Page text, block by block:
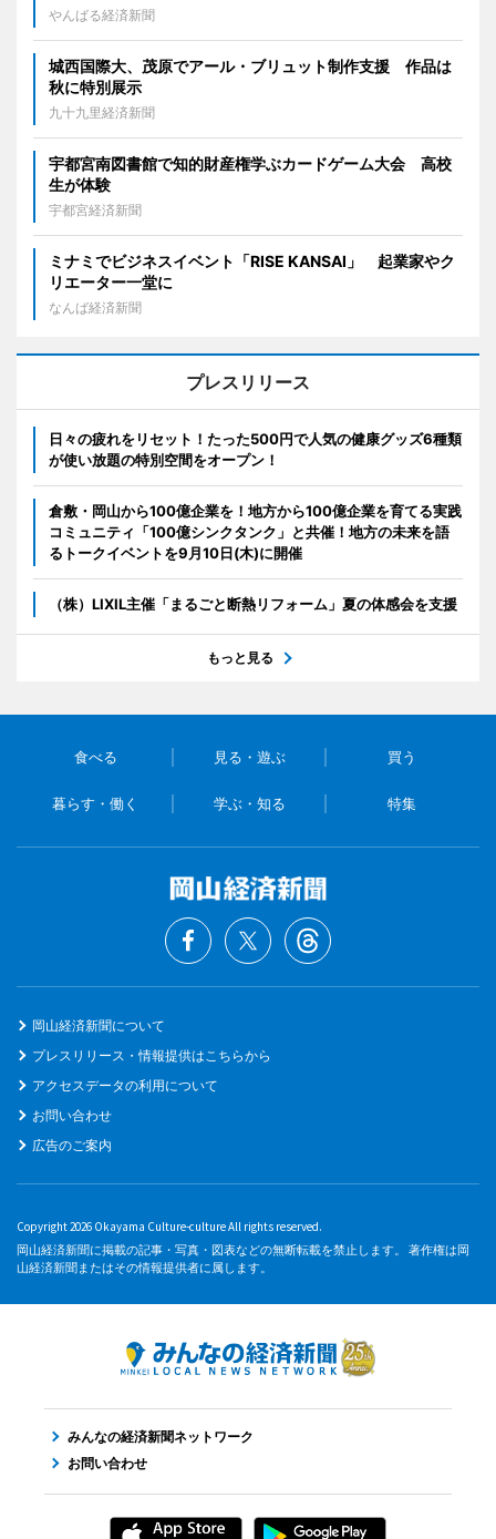
やんばる経済新聞
城西国際大、茂原でアール・ブリュット制作支援 作品は
秋に特別展示
九十九里経済新聞
宇都宮南図書館で知的財産権学ぶカードゲーム大会 高校
生が体験
宇都宮経済新聞
ミナミでビジネスイベント「RISE KANSAI」 起業家やク
リエーター一堂に
なんば経済新聞
プレスリリース
日々の疲れをリセット！たった500円で人気の健康グッズ6種類
が使い放題の特別空間をオープン！
倉敷・岡山から100億企業を！地方から100億企業を育てる実践
コミュニティ「100億シンクタンク」と共催！地方の未来を語
るトークイベントを9月10日(木)に開催
（株）LIXIL主催「まるごと断熱リフォーム」夏の体感会を支援
もっと見る
食べる 見る・遊ぶ 買う
暮らす・働く 学ぶ・知る 特集
岡山経済新聞について
プレスリリース・情報提供はこちらから
アクセスデータの利用について
お問い合わせ
広告のご案内
Copyright 2026 Okayama Culture-culture All rights reserved.
岡山経済新聞に掲載の記事・写真・図表などの無断転載を禁止します。 著作権は岡
山経済新聞またはその情報提供者に属します。
みんなの経済新聞ネットワーク
お問い合わせ